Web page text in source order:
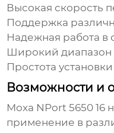
Высокая скорость
Поддержка
Надежная работа в
Широкий диапазон
Простота
Возможности и
Moxa NPort 5650 16
применение в